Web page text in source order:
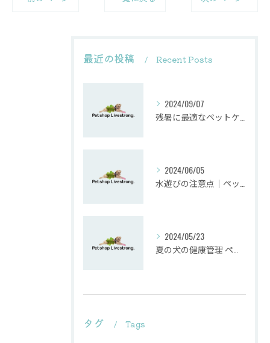
最近の投稿 Recent Posts
2024/09/07
2024/06/05
2024/05/23
タグ Tags